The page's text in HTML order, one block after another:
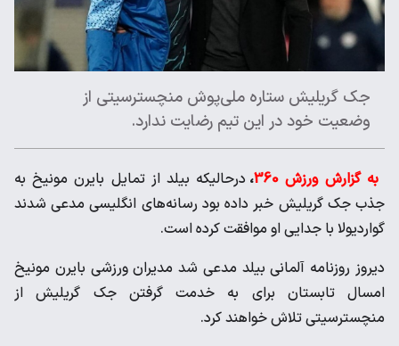
جک گریلیش ستاره ملی‌پوش منچسترسیتی از
وضعیت خود در این تیم رضایت ندارد.
به گزارش ورزش 360 ، درحالیکه بیلد از تمایل بایرن مونیخ به
جذب جک گریلیش خبر داده ‌بود رسانه‌های انگلیسی مدعی شدند
گواردیولا با جدایی او موافقت ‌کرده است. ‌
دیروز روزنامه آلمانی بیلد مدعی شد مدیران ‌ورزشی بایرن مونیخ
امسال تابستان برای به خدمت گرفتن جک ‌گریلیش از
منچسترسیتی تلاش خواهند کرد. ‌